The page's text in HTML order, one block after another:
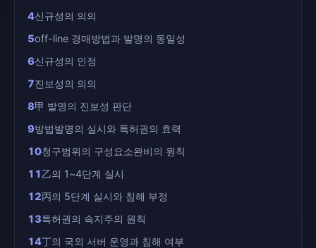
4신규성의 의의
5off-line 경매방법과 발명의 동일성
6신규성의 인정
7진보성의 의의
8甲 발명의 진보성 판단
9방법발명의 실시와 특허권의 효력
10청구범위의 구성요소완비의 원칙
11乙의 1~4단계 실시
12丙의 5단계 실시와 침해 부정
13특허권의 속지주의 원칙
14丁의 국외 서버 운영과 침해 여부